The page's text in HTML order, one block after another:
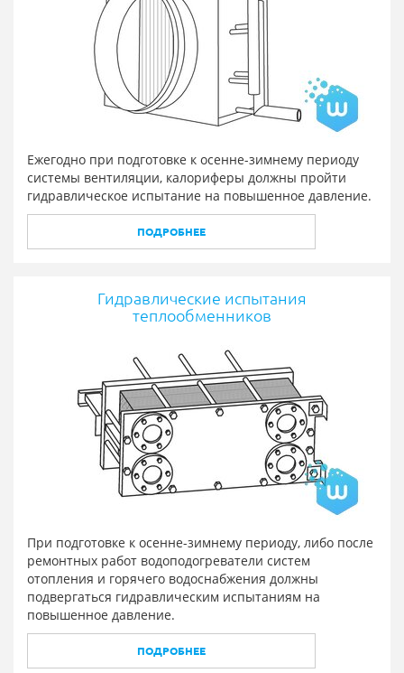
Ежегодно при подготовке к осенне-зимнему периоду
системы вентиляции, калориферы должны пройти
гидравлическое испытание на повышенное давление.
ПОДРОБНЕЕ
Гидравлические испытания
теплообменников
При подготовке к осенне-зимнему периоду, либо после
ремонтных работ водоподогреватели систем
отопления и горячего водоснабжения должны
подвергаться гидравлическим испытаниям на
повышенное давление.
ПОДРОБНЕЕ